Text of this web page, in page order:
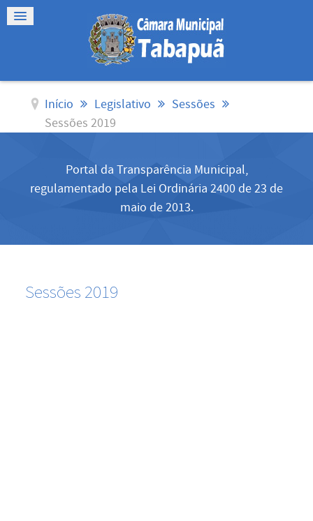
Início Legislativo
Sessões
Sessões 2019
Portal da Transparência Municipal,
regulamentado pela Lei Ordinária 2400 de 23 de
maio de 2013.
Sessões 2019